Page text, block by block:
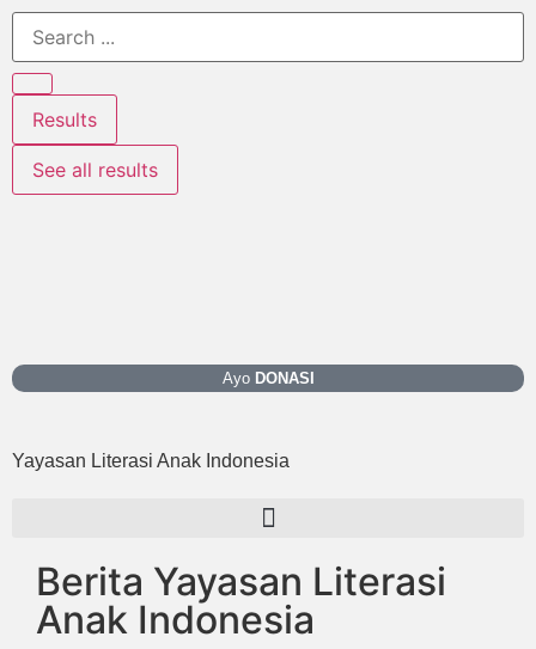
Results
See all results
Ayo DONASI
Yayasan Literasi Anak Indonesia
Berita Yayasan Literasi
Anak Indonesia